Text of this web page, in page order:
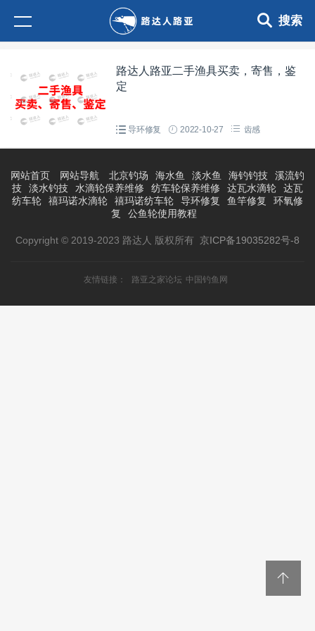
搜索
路达人路亚二手渔具买卖，寄售，鉴
定
导环修复 2022-10-27 齿感
网站首页 网站导航 北京钓场 海水鱼 淡水鱼 海钓钓技
溪流钓
技
淡水钓技 水滴轮保养维修 纺车轮保养维修 达瓦水滴轮
达瓦
纺车轮
禧玛诺水滴轮 禧玛诺纺车轮 导环修复 鱼竿修复
环氧修
复
公鱼轮使用教程
Copyright © 2019-2023 路达人 版权所有 京ICP备19035282号-8
友情链接： 路亚之家论坛 中国钓鱼网